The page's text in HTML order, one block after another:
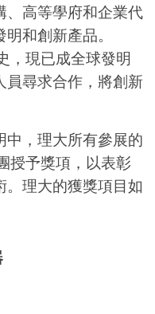
高等學府和企業代
明和創新產品。
， 現已成全球發明
尋求合作， 將創新
中，理大所有參展的
授予獎項，以表彰
。理大的獲獎項目如